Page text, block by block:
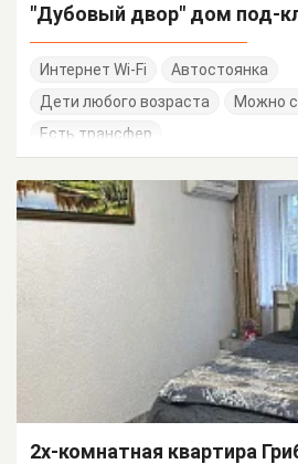
"Дубовый двор" дом под-
Интернет Wi-Fi
Автостоянка
Дети любого возраста
Можно
Есть трансфер
2х-комнатная квартира